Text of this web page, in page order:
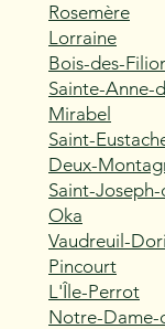
Rosemère
Lorraine
Bois-des-
Sainte-Anne-
Mirabel
Saint-
Deux-
Saint-
Oka
Vaudreuil-
Pincourt
L'Île-Perrot
Notre-